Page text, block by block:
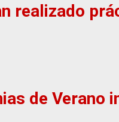
realizado
de Verano